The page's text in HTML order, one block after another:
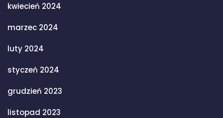
kwiecień 2024
marzec 2024
luty 2024
styczeń 2024
grudzień 2023
listopad 2023